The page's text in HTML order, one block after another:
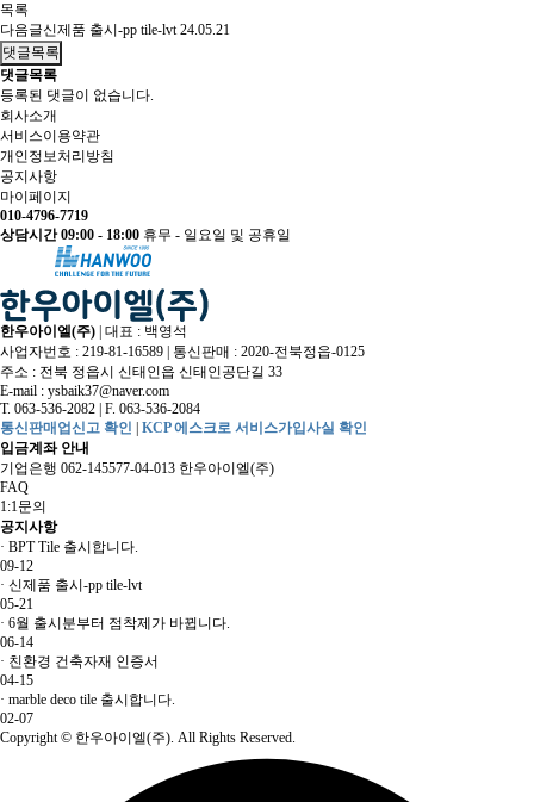
목록
다음글신제품 출시-pp tile-lvt 24.05.21
댓글목록
댓글목록
등록된 댓글이 없습니다.
회사소개
서비스이용약관
개인정보처리방침
공지사항
마이페이지
010-4796-7719
상담시간 09:00 - 18:00 휴무 - 일요일 및 공휴일
한우아이엘(주) 대표 : 백영석
사업자번호 : 219-81-16589
통신판매 : 2020-전북정읍-0125
주소 : 전북 정읍시 신태인읍 신태인공단길 33
E-mail : ysbaik37@naver.com
T. 063-536-2082 F. 063-536-2084
통신판매업신고 확인
KCP 에스크로 서비스가입사실 확인
입금계좌 안내
기업은행 062-145577-04-013 한우아이엘(주)
FAQ
1:1문의
공지사항
· BPT Tile 출시합니다.
09-12
· 신제품 출시-pp tile-lvt
05-21
· 6월 출시분부터 점착제가 바뀝니다.
06-14
· 친환경 건축자재 인증서
04-15
· marble deco tile 출시합니다.
02-07
Copyright© 한우아이엘(주). All Rights Reserved.